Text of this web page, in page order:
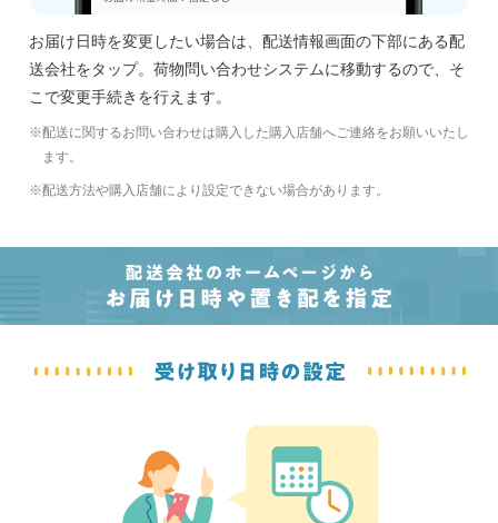
お届け日時を変更したい場合は、配送情報画面の下部にある配
送会社をタップ。荷物問い合わせシステムに移動するので、そ
こで変更手続きを行えます。
配送に関するお問い合わせは購入した購入店舗へご連絡をお願いいたし
ます。
配送方法や購入店舗により設定できない場合があります。